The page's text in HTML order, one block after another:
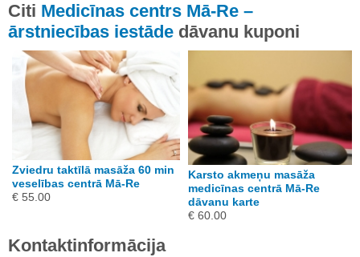
Citi Medicīnas centrs Mā-Re –
ārstniecības iestāde dāvanu kuponi
Zviedru taktīlā masāža 60 min
veselības centrā Mā-Re
€ 55.00
Karsto akmeņu masāža
medicīnas centrā Mā-Re
dāvanu karte
€ 60.00
Kontaktinformācija